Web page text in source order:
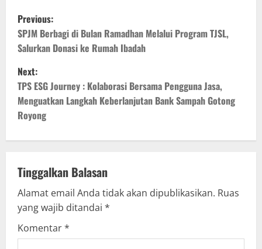
P
o
s
t
n
a
v
i
g
a
Previous:
SPJM Berbagi di Bulan Ramadhan Melalui Program TJSL,
Salurkan Donasi ke Rumah Ibadah
Next:
TPS ESG Journey : Kolaborasi Bersama Pengguna Jasa,
Menguatkan Langkah Keberlanjutan Bank Sampah Gotong
Royong
Tinggalkan Balasan
Alamat email Anda tidak akan dipublikasikan. Ruas
yang wajib ditandai *
Komentar*